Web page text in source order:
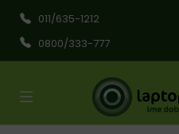
011/635-1212
0800/333-777